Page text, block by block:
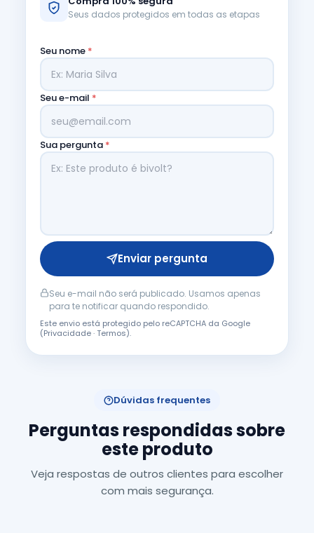
Seus dados protegidos em todas as etapas
Seu nome *
Seu e-mail *
Sua pergunta *
Enviar pergunta
Seu e-mail não será publicado. Usamos apenas
para te notificar quando respondido.
Este envio está protegido pelo reCAPTCHA da Google
(Privacidade·Termos).
Dúvidas frequentes
Perguntas respondidas sobre
este produto
Veja respostas de outros clientes para escolher
com mais segurança.